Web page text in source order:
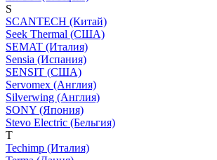
S
SCANTECH (Китай)
Seek Thermal (США)
SEMAT (Италия)
Sensia (Испания)
SENSIT (США)
Servomex (Англия)
Silverwing (Англия)
SONY (Япония)
Stevo Electric (Бельгия)
T
Techimp (Италия)